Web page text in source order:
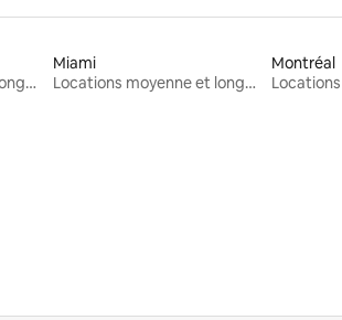
Locations moyenne et longue durée
Miami
Locations moyenne et longue durée
Montréal